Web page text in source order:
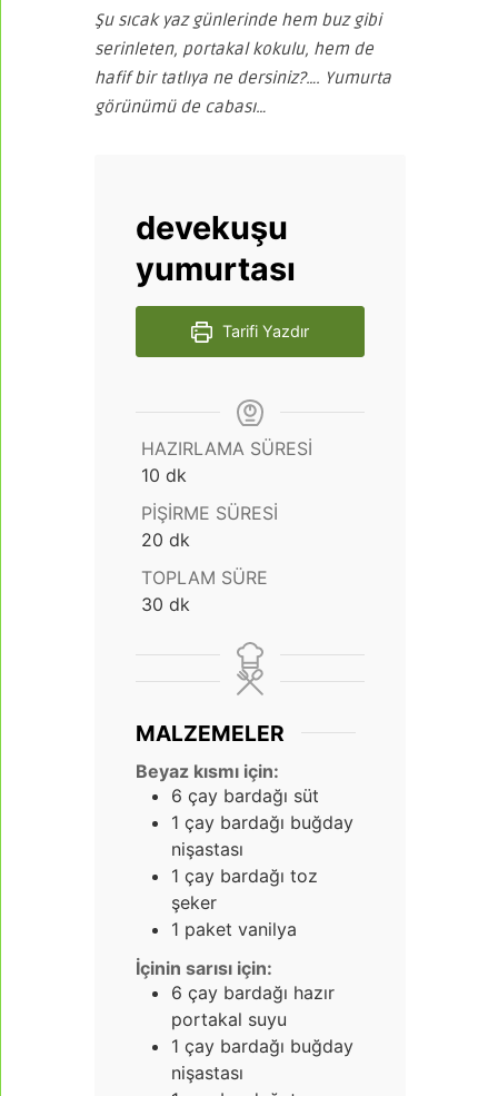
Şu sıcak yaz günlerinde hem buz gibi
serinleten, portakal kokulu, hem de
hafif bir tatlıya ne dersiniz?…. Yumurta
görünümü de cabası…
devekuşu
yumurtası
Tarifi Yazdır
HAZIRLAMA SÜRESI
10 dakika
dk
PIŞIRME SÜRESI
20 dakika
dk
TOPLAM SÜRE
30 dakika
dk
MALZEMELER
Beyaz kısmı için:
6 çay bardağı süt
1 çay bardağı buğday
nişastası
1 çay bardağı toz
şeker
1 paket vanilya
İçinin sarısı için:
6 çay bardağı hazır
portakal suyu
1 çay bardağı buğday
nişastası